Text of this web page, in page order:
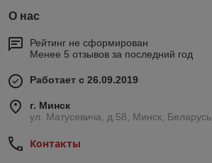
О нас
Рейтинг не сформирован
Менее 5 отзывов за последний год
Работает с 26.09.2019
г. Минск
ул. Матусевича, д.58, Минск, Беларусь
Контакты